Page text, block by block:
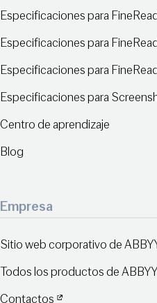
Especificaciones para
Especificaciones para
Especificaciones para
Especificaciones para
Centro de aprendizaje
Blog
Empresa
Sitio web corporativo de
Todos los productos de ABBYY
Contactos